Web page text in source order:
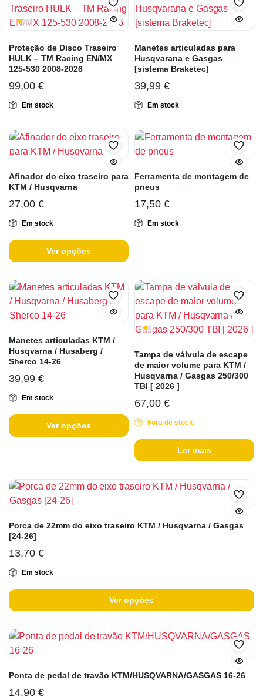
Proteção de Disco Traseiro
HULK – TM Racing EN/MX
125-530 2008-2026
99,00 €
Em stock
Manetes articuladas para
Husqvarana e Gasgas
[sistema Braketec]
39,99 €
Em stock
Afinador do eixo traseiro para
KTM / Husqvarna
27,00 €
Em stock
Ver opções
Ferramenta de montagem de
pneus
17,50 €
Em stock
Manetes articuladas KTM /
Husqvarna / Husaberg /
Sherco 14-26
39,99 €
Em stock
Ver opções
Tampa de válvula de escape
de maior volume para KTM /
Husqvarna / Gasgas 250/300
TBI [ 2026 ]
67,00 €
Fora de stock
Ler mais
Porca de 22mm do eixo traseiro KTM / Husqvarna / Gasgas
[24-26]
13,70 €
Em stock
Ver opções
Ponta de pedal de travão KTM/HUSQVARNA/GASGAS 16-26
14,90 €